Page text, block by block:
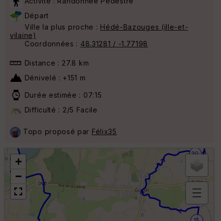
Départ
Ville la plus proche : Hédé-Bazouges (ille-et-
vilaine)
Coordonnées : 48.31281 / -1.77198
Distance : 27.8 km
Dénivelé : +151 m
Durée estimée : 07:15
Difficulté : 2/5 Facile
Topo proposé par Félix35
20
25
+
−
B
or